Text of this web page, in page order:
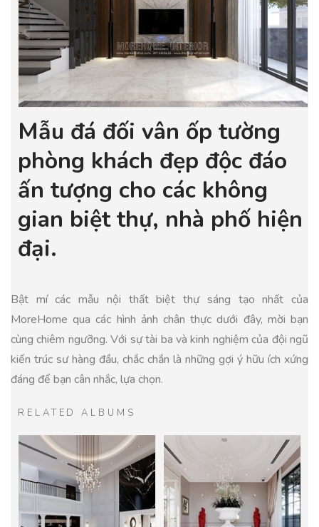
Mẫu đá đối vân ốp tường
phòng khách đẹp độc đáo
ấn tượng cho các không
gian biệt thự, nhà phố hiện
đại.
Bật mí các mẫu nội thất biệt thự sáng tạo nhất của
MoreHome qua các hình ảnh chân thực dưới đây, mời bạn
cùng chiêm ngưỡng. Với sự tài ba và kinh nghiệm của đội ngũ
kiến trúc sư hàng đầu, chắc chắn là những gợi ý hữu ích xứng
đáng để bạn cân nhắc, lựa chọn.
RELATED ALBUMS